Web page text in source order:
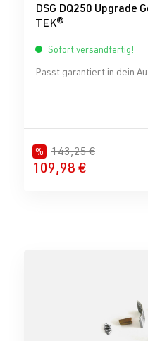
DSG DQ250 Upgrade
TEK®
Sofort versandfertig!
Passt garantiert in dein
% 143,25 €
109,98 €